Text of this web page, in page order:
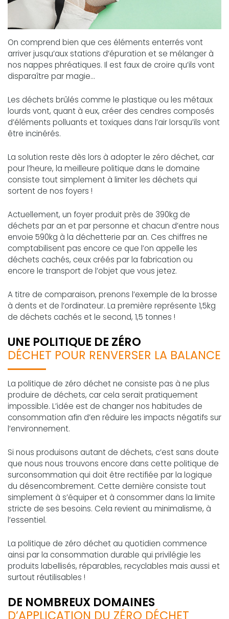
On comprend bien que ces éléments enterrés vont
arriver jusqu’aux stations d’épuration et se mélanger à
nos nappes phréatiques. Il est faux de croire qu’ils vont
disparaître par magie...
Les déchets brûlés comme le plastique ou les métaux
lourds vont, quant à eux, créer des cendres composés
d’éléments polluants et toxiques dans l’air lorsqu’ils vont
être incinérés.
La solution reste dès lors à adopter le zéro déchet, car
pour l’heure, la meilleure politique dans le domaine
consiste tout simplement à limiter les déchets qui
sortent de nos foyers !
Actuellement, un foyer produit près de 390kg de
déchets par an et par personne et chacun d’entre nous
envoie 590kg à la déchetterie par an. Ces chiffres ne
comptabilisent pas encore ce que l’on appelle les
déchets cachés, ceux créés par la fabrication ou
encore le transport de l’objet que vous jetez.
A titre de comparaison, prenons l’exemple de la brosse
à dents et de l’ordinateur. La première représente 1,5kg
de déchets cachés et le second, 1,5 tonnes !
UNE POLITIQUE DE ZÉRO
DÉCHET POUR RENVERSER LA BALANCE
La politique de zéro déchet ne consiste pas à ne plus
produire de déchets, car cela serait pratiquement
impossible. L’idée est de changer nos habitudes de
consommation afin d’en réduire les impacts négatifs sur
l’environnement.
Si nous produisons autant de déchets, c’est sans doute
que nous nous trouvons encore dans cette politique de
surconsommation qui doit être rectifiée par la logique
du désencombrement. Cette dernière consiste tout
simplement à s’équiper et à consommer dans la limite
stricte de ses besoins. Cela revient au minimalisme, à
l’essentiel.
La politique de zéro déchet au quotidien commence
ainsi par la consommation durable qui privilégie les
produits labellisés, réparables, recyclables mais aussi et
surtout réutilisables !
DE NOMBREUX DOMAINES
D’APPLICATION DU ZÉRO DÉCHET